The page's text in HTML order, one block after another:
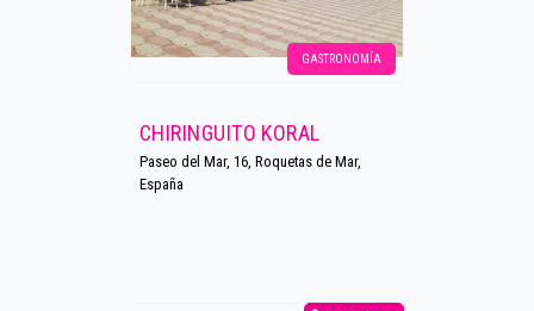
GASTRONOMÍA
CHIRINGUITO KORAL
Paseo del Mar, 16, Roquetas de Mar,
España